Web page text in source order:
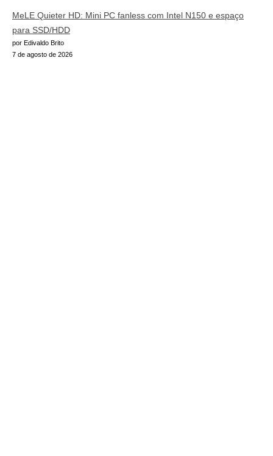
MeLE Quieter HD: Mini PC fanless com Intel N150 e espaço
para SSD/HDD
por Edivaldo Brito
7 de agosto de 2026